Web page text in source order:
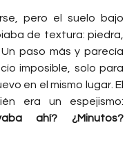
pero el suelo bajo
de textura: piedra,
paso más y parecía
imposible, solo para
en el mismo lugar. El
ahí? ¿Minutos?